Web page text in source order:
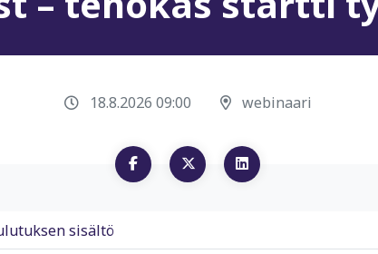
18.8.2026 09:00 webinaari
sisältö